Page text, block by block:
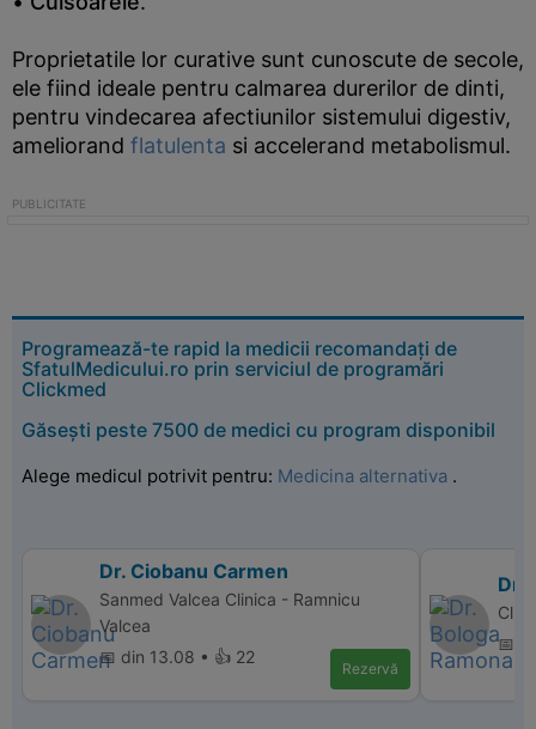
Proprietatile lor curative sunt cunoscute de secole,
ele fiind ideale pentru calmarea durerilor de dinti,
pentru vindecarea afectiunilor sistemului digestiv,
ameliorand flatulenta si accelerand metabolismul.
Programează-te rapid la medicii recomandați de
SfatulMedicului.ro prin serviciul de programări
Clickmed
Găsești peste 7500 de medici cu program disponibil
Alege medicul potrivit pentru: Medicina alternativa .
Dr. Ciobanu Carmen
Sanmed Valcea Clinica - Ramnicu
Valcea
📅 din 13.08 • 👍 22
Rezervă
Dr.
📅